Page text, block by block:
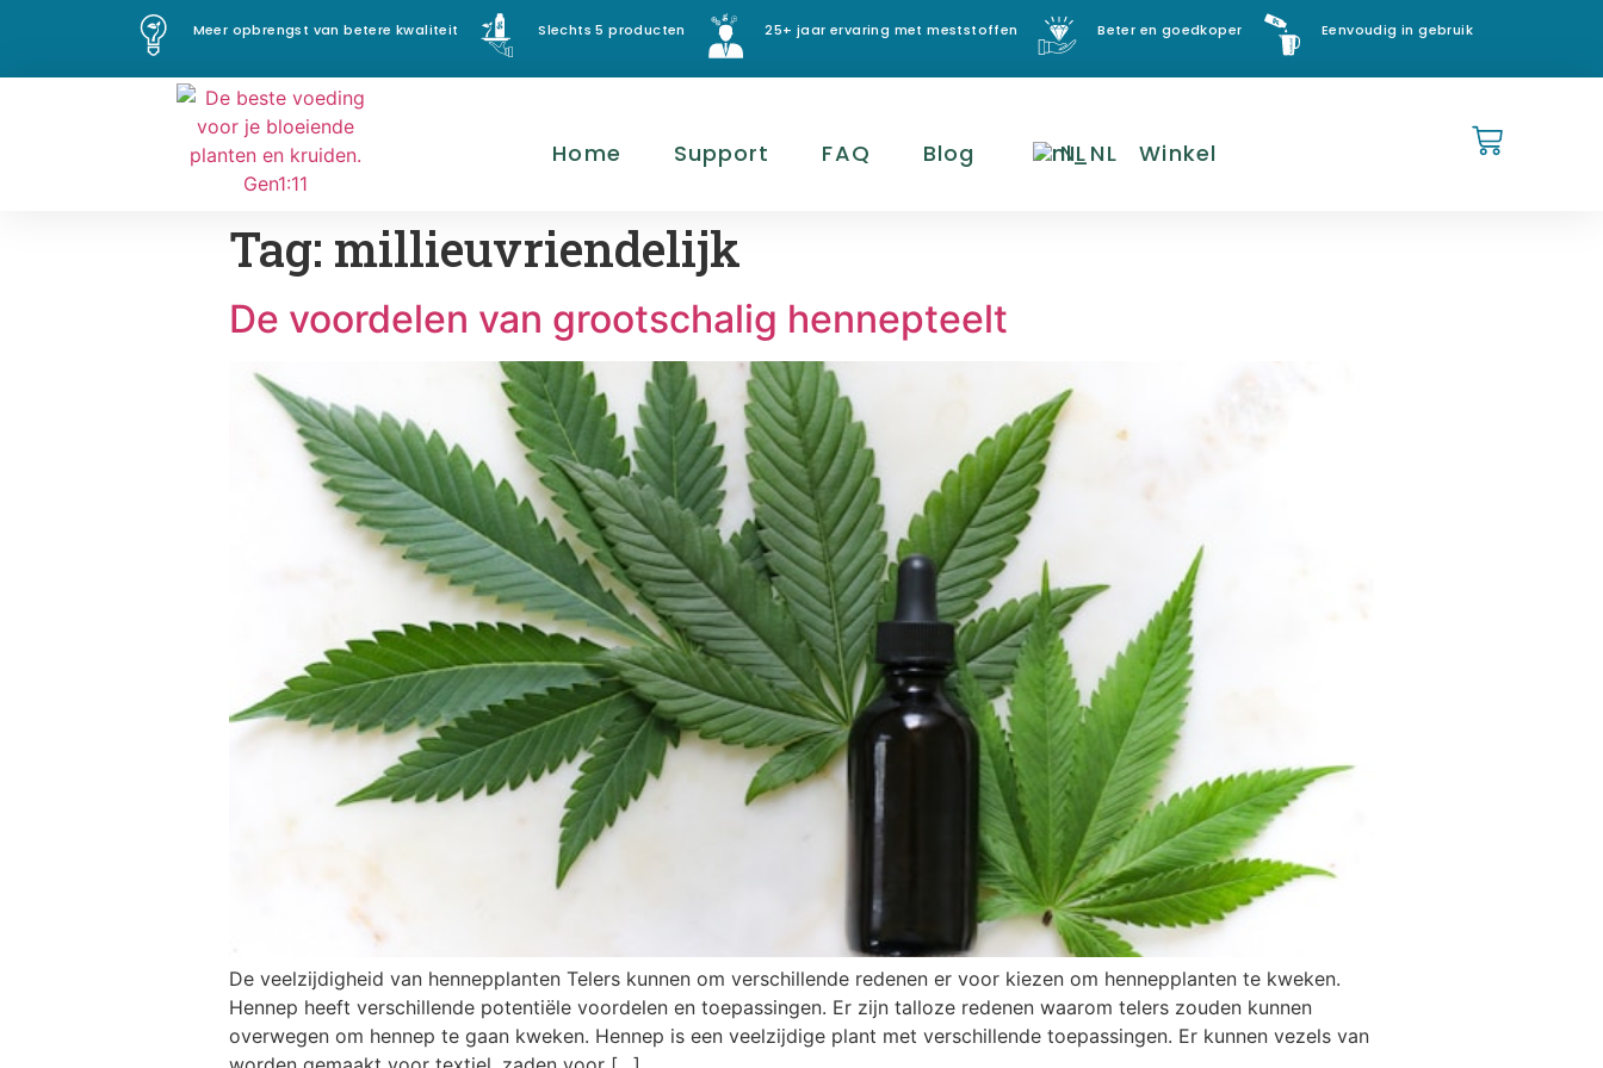
Meer opbrengst van betere kwaliteit Slechts 5 producten 25+ jaar ervaring met meststoffen Beter en goedkoper Eenvoudig in gebruik
Home Support FAQ Blog NL Winkel
Tag: millieuvriendelijk
De voordelen van grootschalig hennepteelt
De veelzijdigheid van hennepplanten Telers kunnen om verschillende redenen er voor kiezen om hennepplanten te kweken.
Hennep heeft verschillende potentiële voordelen en toepassingen. Er zijn talloze redenen waarom telers zouden kunnen
overwegen om hennep te gaan kweken. Hennep is een veelzijdige plant met verschillende toepassingen. Er kunnen vezels van